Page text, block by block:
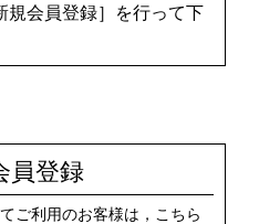
規会員登録］を行って下
員登録
ご利用のお客様は，こちら